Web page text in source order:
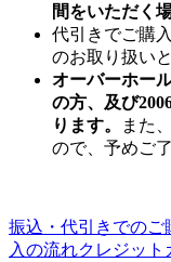
間をいただく
代引きでご購
のお取り扱い
オーバーホー
の方、及び
ります。
また
ので、予めご
振込・代引きでのご
入の流れクレジット